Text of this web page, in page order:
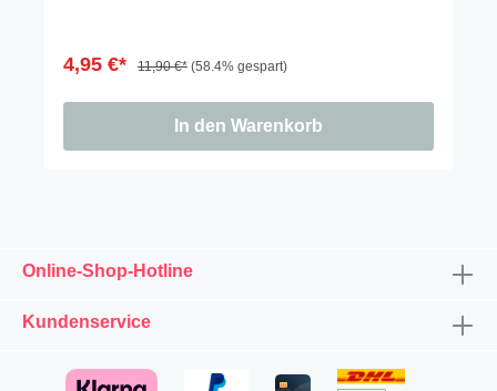
4,95 €* 11,90 €* (58.4% gespart)
In den Warenkorb
Online-Shop-Hotline
Kundenservice